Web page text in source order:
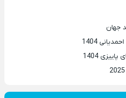
جهان
1404
1404